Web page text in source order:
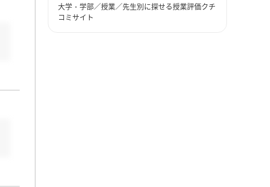
大学・学部／授業／先生別に探せる授業評価クチ
コミサイト